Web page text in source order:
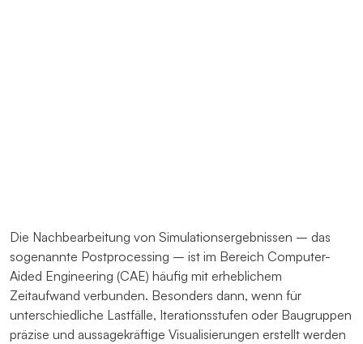
Die Nachbearbeitung von Simulationsergebnissen – das
sogenannte Postprocessing – ist im Bereich Computer-
Aided Engineering (CAE) häufig mit erheblichem
Zeitaufwand verbunden. Besonders dann, wenn für
unterschiedliche Lastfälle, Iterationsstufen oder Baugruppen
präzise und aussagekräftige Visualisierungen erstellt werden